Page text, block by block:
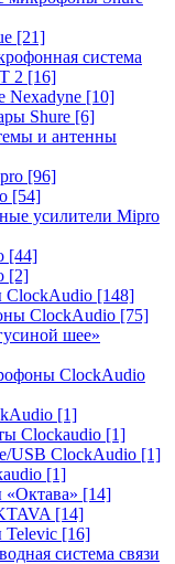
[21]
система
2 [16]
Nexadyne [10]
Shure [6]
и антенны
[96]
[54]
усилители Mipro
[44]
[2]
ClockAudio [148]
ClockAudio [75]
шее»
ClockAudio
[1]
Clockaudio [1]
USB ClockAudio [1]
[1]
[14]
[14]
[16]
система связи